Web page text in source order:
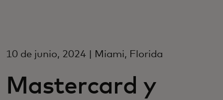
Para empresas
Para el mundo
10 de junio, 2024 | Miami, Florida
Mastercard y